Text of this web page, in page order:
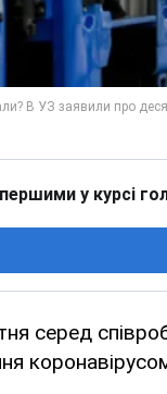
у курсі
серед